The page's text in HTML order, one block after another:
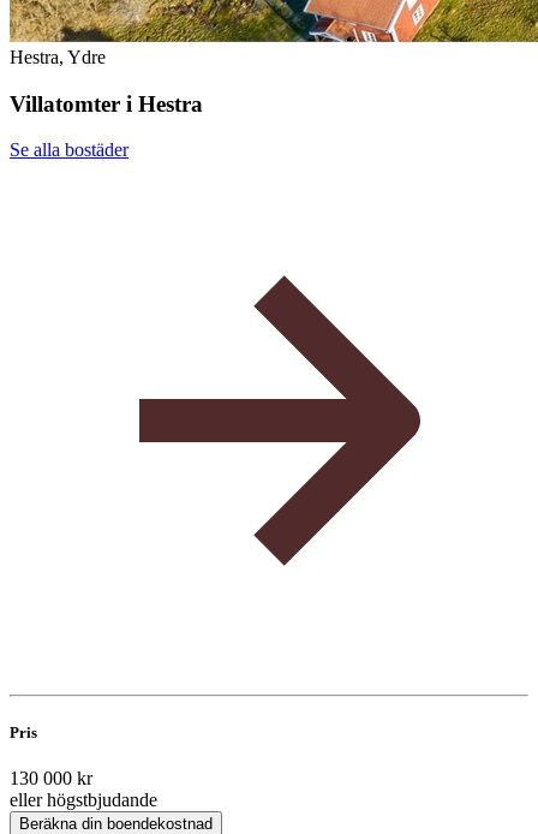
Hestra, Ydre
Villatomter i Hestra
Se alla bostäder
Pris
130 000 kr
eller högstbjudande
Beräkna din boendekostnad